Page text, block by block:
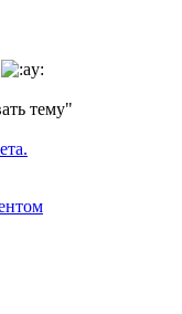
тему"